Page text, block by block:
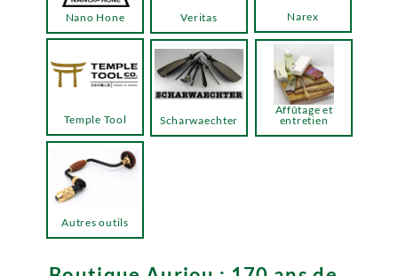
Temple Tool
Narex
Veritas
Nano Hone
Autres outils
Scharwaechter
Affûtage et
entretien